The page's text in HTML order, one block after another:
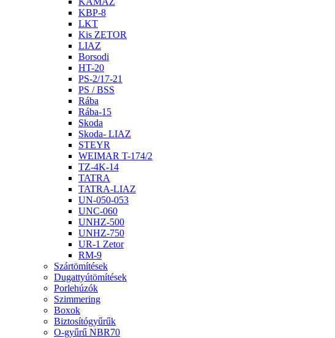
KBP-8
LKT
Kis ZETOR
LIAZ
Borsodi
HT-20
PS-2/17-21
PS / BSS
Rába
Rába-15
Skoda
Skoda- LIAZ
STEYR
WEIMAR T-174/2
TZ-4K-14
TATRA
TATRA-LIAZ
UN-050-053
UNC-060
UNHZ-500
UNHZ-750
UR-1 Zetor
RM-9
Szártömítések
Dugattyútömítések
Porlehúzók
Szimmering
Boxok
Biztosítógyűrűk
O-gyűrű NBR70